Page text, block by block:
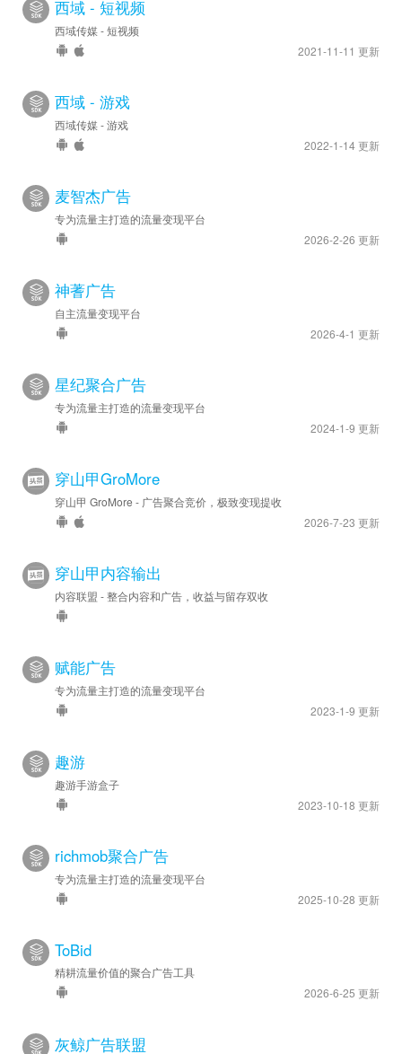
西域 - 短视频
西域传媒 - 短视频
2021-11-11 更新
西域 - 游戏
西域传媒 - 游戏
2022-1-14 更新
麦智杰广告
专为流量主打造的流量变现平台
2026-2-26 更新
神蓍广告
自主流量变现平台
2026-4-1 更新
星纪聚合广告
专为流量主打造的流量变现平台
2024-1-9 更新
穿山甲GroMore
穿山甲 GroMore - 广告聚合竞价，极致变现提收
2026-7-23 更新
穿山甲内容输出
内容联盟 - 整合内容和广告，收益与留存双收
赋能广告
专为流量主打造的流量变现平台
2023-1-9 更新
趣游
趣游手游盒子
2023-10-18 更新
richmob聚合广告
专为流量主打造的流量变现平台
2025-10-28 更新
ToBid
精耕流量价值的聚合广告工具
2026-6-25 更新
灰鲸广告联盟